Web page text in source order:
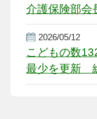
介護保険部会
盤整備を促す
2026/05/12
こどもの数
最少を更新